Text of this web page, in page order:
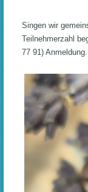
Singen wir
Teilnehmerzahl
77 91) Anmeldung.